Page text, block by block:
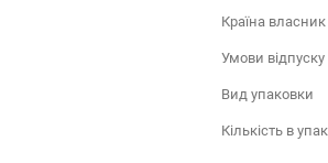
Країна власник
Умови відпуску
Вид упаковки
Кількість в